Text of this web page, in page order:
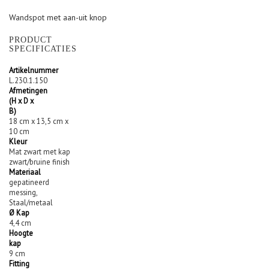
gallerij
Wandspot met aan-uit knop
PRODUCT
SPECIFICATIES
Artikelnummer
L.230.1.150
Afmetingen
(H x D x
B)
18 cm x 13,5 cm x
10 cm
Kleur
Mat zwart met kap
zwart/bruine finish
Materiaal
gepatineerd
messing,
Staal/metaal
Ø Kap
4,4 cm
Hoogte
kap
9 cm
Fitting